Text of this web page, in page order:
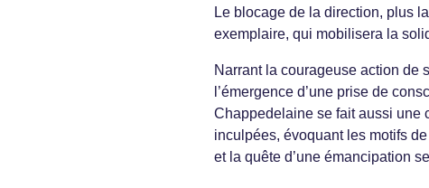
Le blocage de la direction, plus
exemplaire, qui mobilisera la
Narrant la courageuse action de
l’émergence d’une prise de
Chappedelaine se fait aussi une
inculpées, évoquant les motifs
et la quête d’une émancipation